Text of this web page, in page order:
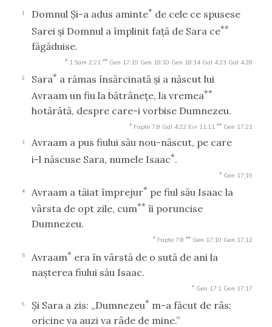
1 Domnul Şi-a adus aminte* de cele ce spusese
Sarei şi Domnul a împlinit faţă de Sara ce**
făgăduise.
* 1 Sam 2:21 ** Gen 17:19 Gen 18:10 Gen 18:14 Gal 4:23 Gal 4:28
2 Sara* a rămas însărcinată şi a născut lui
Avraam un fiu la bătrâneţe, la vremea**
hotărâtă, despre care-i vorbise Dumnezeu.
* Fapte 7:8 Gal 4:22 Evr 11:11 ** Gen 17:21
3
Avraam a pus fiului său nou-născut, pe care
i-l născuse Sara, numele Isaac*.
* Gen 17:19
4 Avraam a tăiat împrejur* pe fiul său Isaac la
vârsta de opt zile, cum** îi poruncise
Dumnezeu.
* Fapte 7:8 ** Gen 17:10 Gen 17:12
5 Avraam* era în vârstă de o sută de ani la
naşterea fiului său Isaac.
* Gen 17:1 Gen 17:17
6 Şi Sara a zis: „Dumnezeu* m-a făcut de râs:
oricine va auzi va râde de mine.”